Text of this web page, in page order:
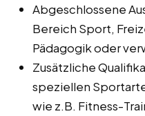
Abgeschlossene
Bereich Sport,
Pädagogik oder
Zusätzliche
speziellen
wie z.B. Fitness-